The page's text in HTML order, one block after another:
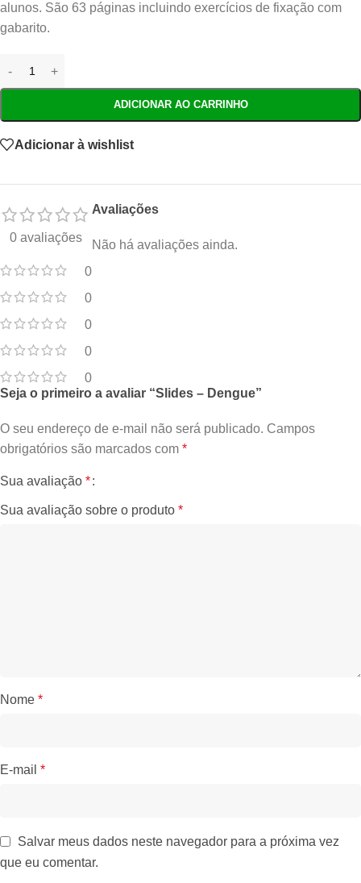
alunos. São 63 páginas incluindo exercícios de fixação com
gabarito.
ADICIONAR AO CARRINHO
Adicionar à wishlist
0 avaliações
0
0
0
0
0
Avaliações
Não há avaliações ainda.
Seja o primeiro a avaliar “Slides – Dengue”
O seu endereço de e-mail não será publicado. Campos
obrigatórios são marcados com *
Sua avaliação *
Sua avaliação sobre o produto *
Nome *
E-mail *
Salvar meus dados neste navegador para a próxima vez
que eu comentar.